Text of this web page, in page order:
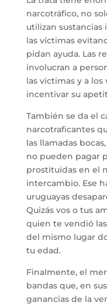
narcotráfico, no
utilizan sustancias
las víctimas
pidan ayuda. Las
involucran a
las víctimas y a
incentivar su
También se da el
narcotraficantes
las llamadas
no pueden pagar
prostituidas en el
intercambio. Ese
uruguayas
Quizás vos o tus
quien te vendió
del mismo lugar
tu edad.
Finalmente, el
bandas que, en
ganancias de la